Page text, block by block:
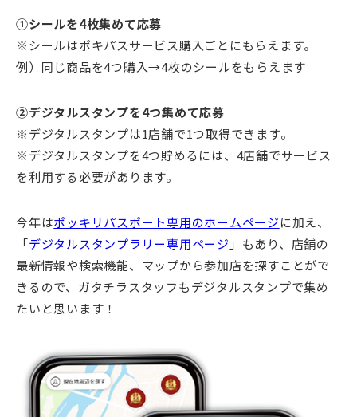
①シールを4枚集めて応募
※シールはポキパスサービス購入ごとにもらえます。
例）同じ商品を4つ購入→4枚のシールをもらえます
②デジタルスタンプを4つ集めて応募
※デジタルスタンプは1店舗で1つ取得できます。
※デジタルスタンプを4つ貯めるには、4店舗でサービス
を利用する必要があります。
今年はポッキリパスポート専用のホームページに加え、
「デジタルスタンプラリー専用ページ 」もあり、店舗の
最新情報や検索機能、マップから参加店を探すことがで
きるので、ガタチラスタッフもデジタルスタンプで集め
たいと思います！